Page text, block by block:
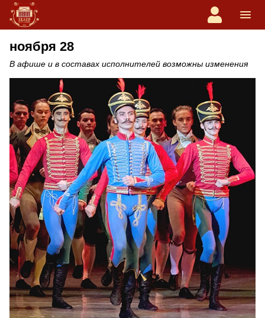
ноября 28
В афише и в составах исполнителей возможны изменения